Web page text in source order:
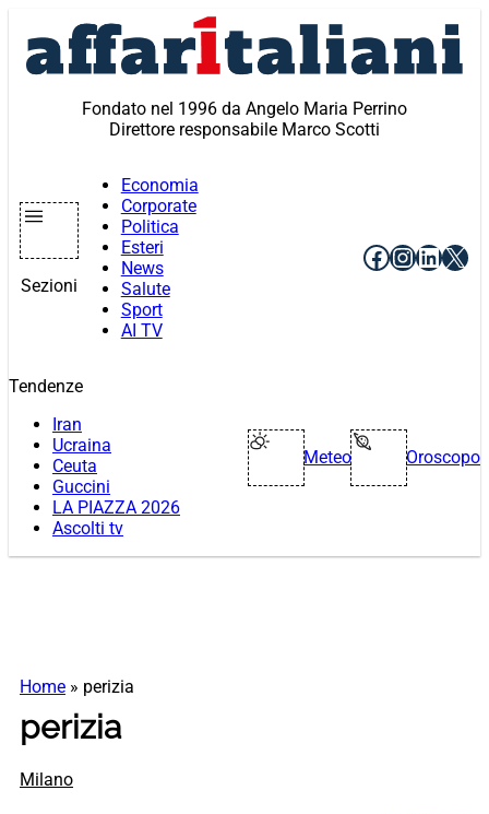
contenuto
Fondato nel 1996 da Angelo Maria Perrino
Direttore responsabile Marco Scotti
Sezioni
Economia
Corporate
Politica
Esteri
News
Salute
Sport
AI TV
Facebook
X
Tendenze
Iran
Ucraina
Ceuta
Guccini
LA PIAZZA 2026
Ascolti tv
Meteo Oroscopo
Home » perizia
perizia
Milano